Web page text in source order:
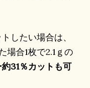
したい場合は、
場合1枚で2.1ｇの
31％カットも可